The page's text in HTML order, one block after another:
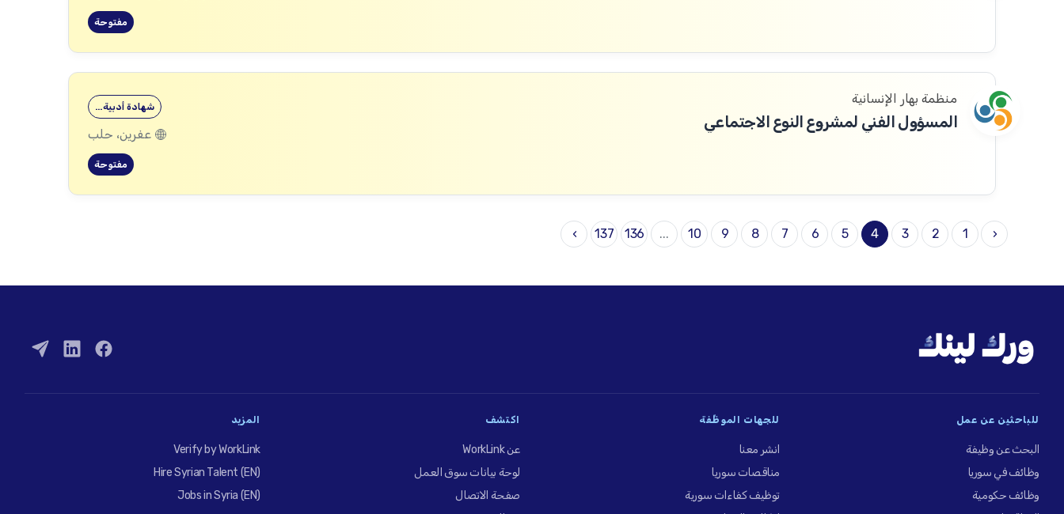
مفتوحة
منظمة بهار الإنسانية
المسؤول الفني لمشروع النوع الاجتماعي
شهادة أدبية…
عفرين، حلب
مفتوحة
‹
1
2
3
4
5
6
7
8
9
10
...
136
137
›
للباحثين عن عمل
البحث عن وظيفة
وظائف في سوريا
وظائف حكومية
للجهات الموظِّفة
انشر معنا
مناقصات سوريا
توظيف كفاءات سورية
اكتشف
عن WorkLink
لوحة بيانات سوق العمل
صفحة الاتصال
المزيد
Verify by WorkLink
Hire Syrian Talent (EN)
Jobs in Syria (EN)